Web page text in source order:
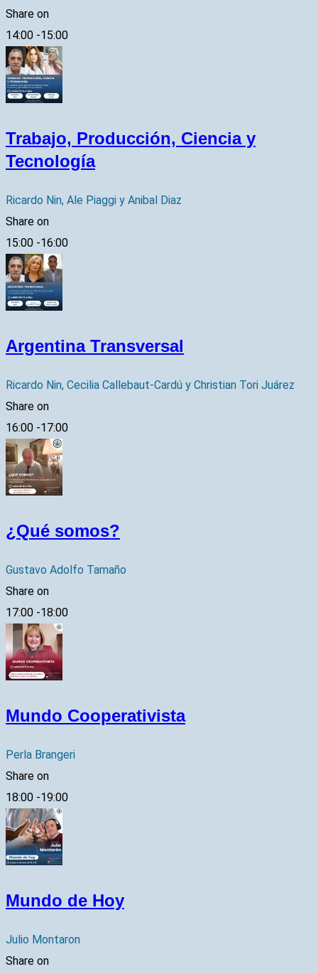
Share on
14:00 -15:00
Trabajo, Producción, Ciencia y
Tecnología
Ricardo Nin, Ale Piaggi y Anibal Diaz
Share on
15:00 -16:00
Argentina Transversal
Ricardo Nin, Cecilia Callebaut-Cardú y Christian Tori Juárez
Share on
16:00 -17:00
¿Qué somos?
Gustavo Adolfo Tamaño
Share on
17:00 -18:00
Mundo Cooperativista
Perla Brangeri
Share on
18:00 -19:00
Mundo de Hoy
Julio Montaron
Share on